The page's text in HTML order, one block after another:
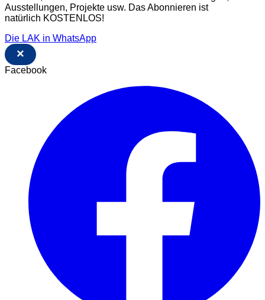
Ausstellungen, Projekte usw. Das Abonnieren ist
natürlich KOSTENLOS!
Die LAK in WhatsApp
×
Facebook